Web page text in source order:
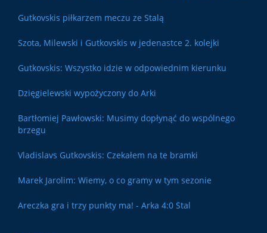
Gutkovskis piłkarzem meczu ze Stalą
Szota, Milewski i Gutkovskis w jedenastce 2. kolejki
Gutkovskis: Wszystko idzie w odpowiednim kierunku
Dzięgielewski wypożyczony do Arki
Bartłomiej Pawłowski: Musimy dopłynąć do wspólnego
brzegu
Vladislavs Gutkovskis: Czekałem na te bramki
Marek Jarolim: Wiemy, o co gramy w tym sezonie
Areczka gra i trzy punkty ma! - Arka 4:0 Stal